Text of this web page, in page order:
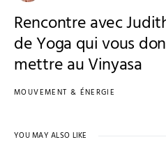
Rencontre avec
de Yoga qui vous
mettre au Vinyasa
MOUVEMENT & ÉNERGIE
YOU MAY ALSO LIKE